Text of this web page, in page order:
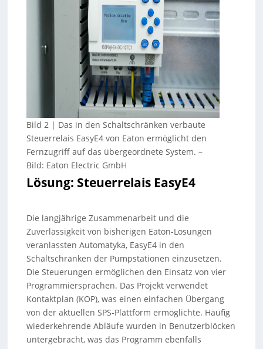
Bild 2 | Das in den Schaltschränken verbaute
Steuerrelais EasyE4 von Eaton ermöglicht den
Fernzugriff auf das übergeordnete System. –
Bild: Eaton Electric GmbH
Lösung: Steuerrelais EasyE4
Die langjährige Zusammenarbeit und die
Zuverlässigkeit von bisherigen Eaton-Lösungen
veranlassten Automatyka, EasyE4 in den
Schaltschränken der Pumpstationen einzusetzen.
Die Steuerungen ermöglichen den Einsatz von vier
Programmiersprachen. Das Projekt verwendet
Kontaktplan (KOP), was einen einfachen Übergang
von der aktuellen SPS-Plattform ermöglichte. Häufig
wiederkehrende Abläufe wurden in Benutzerblöcken
untergebracht, was das Programm ebenfalls